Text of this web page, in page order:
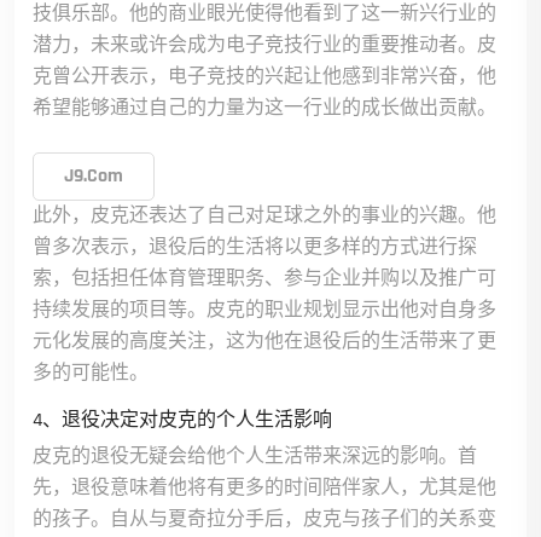
技俱乐部。他的商业眼光使得他看到了这一新兴行业的
潜力，未来或许会成为电子竞技行业的重要推动者。皮
克曾公开表示，电子竞技的兴起让他感到非常兴奋，他
希望能够通过自己的力量为这一行业的成长做出贡献。
J9.com
此外，皮克还表达了自己对足球之外的事业的兴趣。他
曾多次表示，退役后的生活将以更多样的方式进行探
索，包括担任体育管理职务、参与企业并购以及推广可
持续发展的项目等。皮克的职业规划显示出他对自身多
元化发展的高度关注，这为他在退役后的生活带来了更
多的可能性。
4、退役决定对皮克的个人生活影响
皮克的退役无疑会给他个人生活带来深远的影响。首
先，退役意味着他将有更多的时间陪伴家人，尤其是他
的孩子。自从与夏奇拉分手后，皮克与孩子们的关系变